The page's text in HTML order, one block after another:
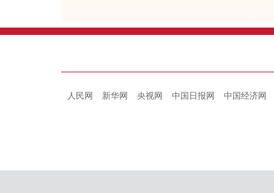
人民网 新华网 央视网 中国日报网 中国经济网